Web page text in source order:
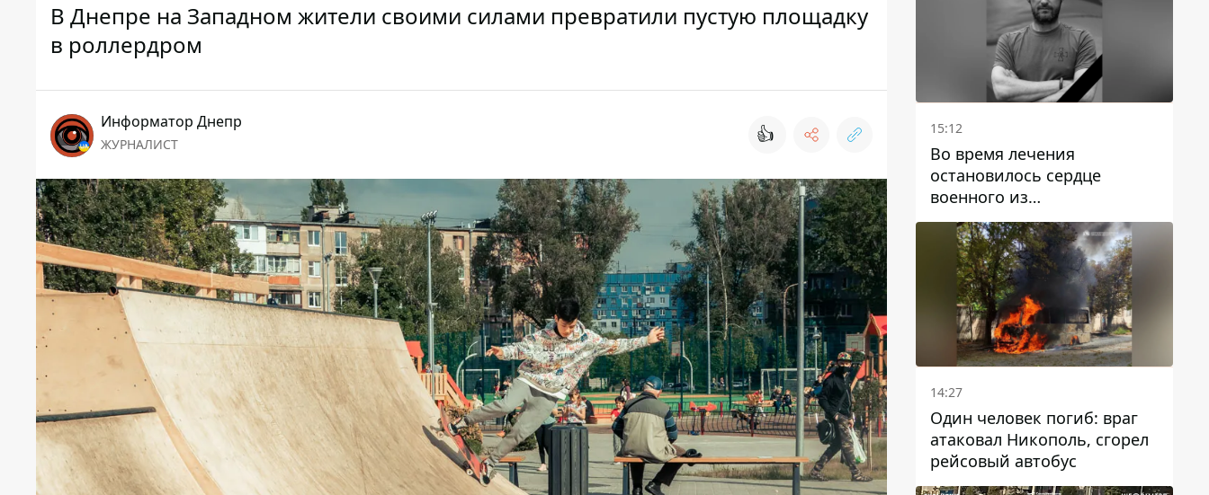
В Днепре на Западном жители своими силами превратили пустую площадку
в роллердром
Информатор Днепр
ЖУРНАЛИСТ 👍 15:12
Во время лечения
остановилось сердце
военного из
Днепропетровской области
Ростислава Лупашко
14:27
Один человек погиб: враг
атаковал Никополь, сгорел
рейсовый автобус